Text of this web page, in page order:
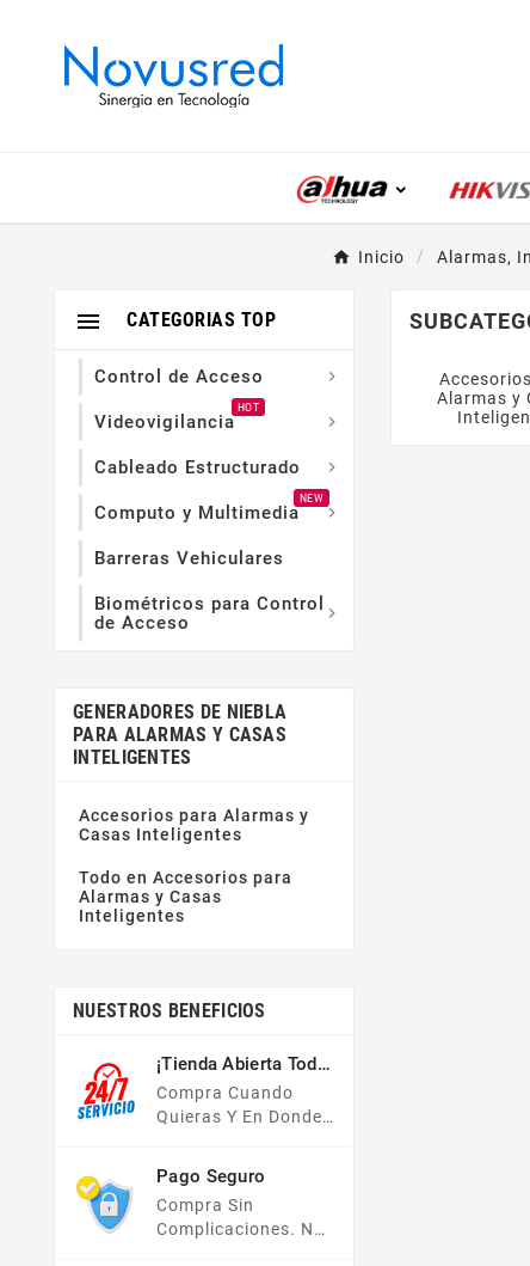
Inicio Alarmas,
CATEGORIAS TOP

Control de Acceso 
Videovigilancia
HOT

Cableado Estructurado 
Computo y Multimedia
NEW

Barreras Vehiculares
Biométricos para Control
de Acceso

GENERADORES DE NIEBLA
PARA ALARMAS Y CASAS
INTELIGENTES
Accesorios para Alarmas y
Casas Inteligentes
Todo en Accesorios para
Alarmas y Casas
Inteligentes
NUESTROS BENEFICIOS
¡Tienda Abierta Todo
El Año!
Compra Cuando
Quieras Y En Donde
Tienda En Línea Está
Disponible Las 24
Hrs Del Día, Los 7
Días De La Semana.
Pago Seguro
Compra Sin
Complicaciones. No
Alarmas y